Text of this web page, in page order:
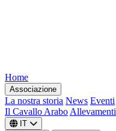
Home
Associazione
La nostra storia News Eventi
Il Cavallo Arabo Allevamenti
IT